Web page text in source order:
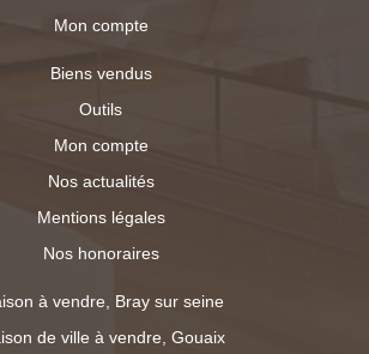
Mon compte
Biens vendus
Outils
Mon compte
Nos actualités
Mentions légales
Nos honoraires
à vendre, Bray sur seine
de ville à vendre, Gouaix